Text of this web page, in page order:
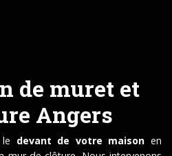
de muret et
Angers
devant de votre maison en